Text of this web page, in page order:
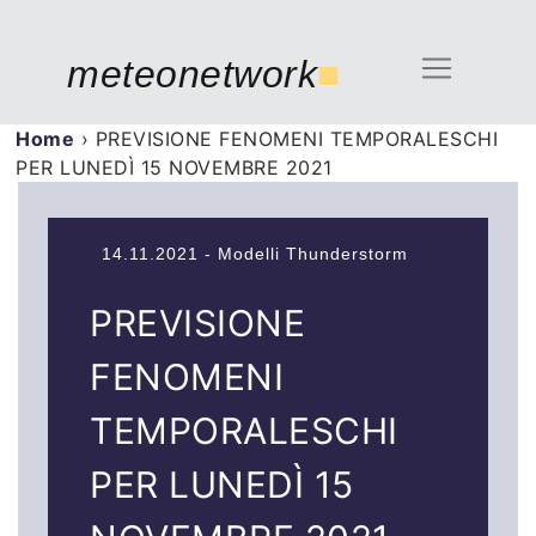
meteonetwork■
Home › PREVISIONE FENOMENI TEMPORALESCHI
PER LUNEDÌ 15 NOVEMBRE 2021
14.11.2021 - Modelli Thunderstorm
PREVISIONE
FENOMENI
TEMPORALESCHI
PER LUNEDÌ 15